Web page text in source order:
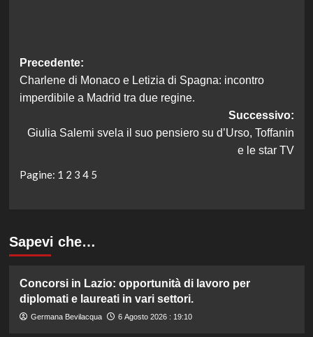
Navigazione
articolo
Precedente:
Charlene di Monaco e Letizia di Spagna: incontro
imperdibile a Madrid tra due regine.
Successivo:
Giulia Salemi svela il suo pensiero su d’Urso, Toffanin
e le star TV
Pagine: 1 2 3 4 5
Sapevi che…
Concorsi in Lazio: opportunità di lavoro per
diplomati e laureati in vari settori.
Germana Bevilacqua 6 Agosto 2026 : 19:10